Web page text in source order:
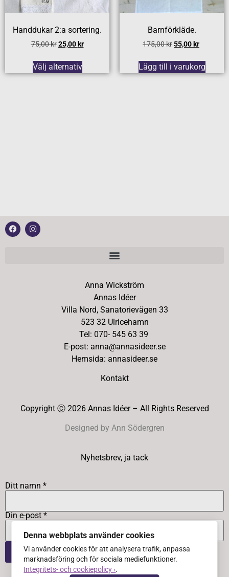
Handdukar 2:a sortering.
75,00kr 25,00 kr
Välj alternativ
Barnförkläde.
175,00kr55,00 kr
Lägg till i varukorg
Anna Wickström
Annas Idéer
Villa Nord, Sanatorievägen 33
523 32 Ulricehamn
Tel: 070- 545 63 39
E-post: anna@annasideer.se
Hemsida: annasideer.se
Kontakt
Copyright Ⓒ 2026 Annas Idéer – All Rights Reserved
Designed by Ann Södergren
Nyhetsbrev, ja tack
Ditt namn *
Din e-post *
Denna webbplats använder cookies
Vi använder cookies för att analysera trafik, anpassa
marknadsföring och för sociala mediefunktioner.
Integritets- och cookiepolicy ›.